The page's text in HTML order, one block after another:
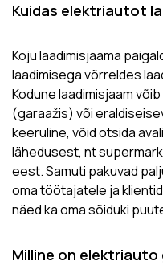
Kuidas elektriautot
Koju laadimisjaama
laadimisega võrreldes
Kodune laadimisjaam
(garaažis) või
keeruline, võid otsida
lähedusest, nt
eest. Samuti pakuvad
oma töötajatele ja
näed ka oma sõiduki
Milline on elektriauto